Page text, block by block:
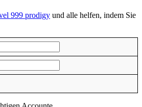
999 prodigy und alle helfen, indem Sie